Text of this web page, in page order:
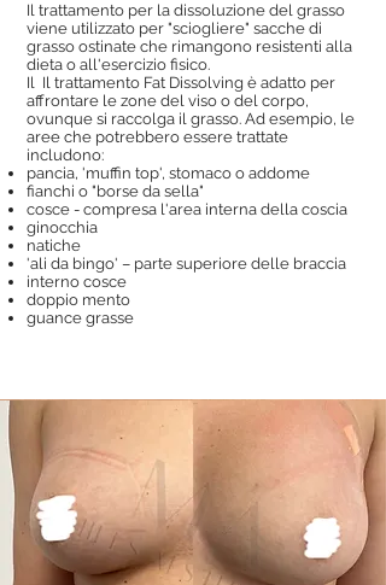
Il trattamento per la dissoluzione del grasso
viene utilizzato per "sciogliere" sacche di
grasso ostinate che rimangono resistenti alla
dieta o all'esercizio fisico.
Il Il trattamento Fat Dissolving è adatto per
affrontare le zone del viso o del corpo,
ovunque si raccolga il grasso. Ad esempio, le
aree che potrebbero essere trattate
includono:
pancia, 'muffin top', stomaco o addome
fianchi o "borse da sella"
cosce - compresa l'area interna della coscia
ginocchia
natiche
'ali da bingo' – parte superiore delle braccia
interno cosce
doppio mento
guance grasse